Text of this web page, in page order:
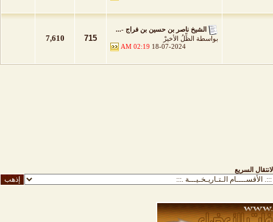
الشيخ ناصر بن حسين بن فراج -...
بواسطة الظِّلُ الأخيرْ
18-07-2024
02:19 AM
715
7,610
السريع